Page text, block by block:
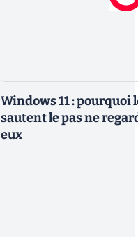
Windows 11 : pourquoi
sautent le pas ne
eux